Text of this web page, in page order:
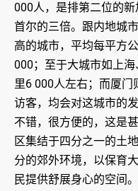
000人，是排第二位的
首尔的三倍。跟内地城
高的城市，平均每平方
000；至于大城市如上
里6 000人左右；而厦
访客，均会对这城市的
不错，很方便的，这是
区集结于四分之一的土
分的郊外环境，以保育
民提供舒展身心的空间